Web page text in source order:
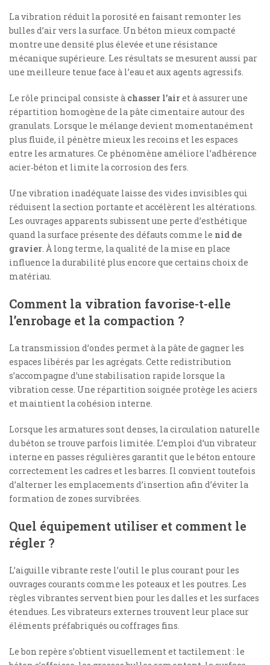
La vibration réduit la porosité en faisant remonter les
bulles d’air vers la surface. Un béton mieux compacté
montre une densité plus élevée et une résistance
mécanique supérieure. Les résultats se mesurent aussi par
une meilleure tenue face à l’eau et aux agents agressifs.
Le rôle principal consiste à chasser l’airet à assurer une
répartition homogène de la pâte cimentaire autour des
granulats. Lorsque le mélange devient momentanément
plus fluide, il pénètre mieux les recoins et les espaces
entre les armatures. Ce phénomène améliore l’adhérence
acier‑béton et limite la corrosion des fers.
Une vibration inadéquate laisse des vides invisibles qui
réduisent la section portante et accélèrent les altérations.
Les ouvrages apparents subissent une perte d’esthétique
quand la surface présente des défauts comme le nid de
gravier. À long terme, la qualité de la mise en place
influence la durabilité plus encore que certains choix de
matériau.
Comment la vibration favorise-t-elle
l’enrobage et la compaction ?
La transmission d’ondes permet à la pâte de gagner les
espaces libérés par les agrégats. Cette redistribution
s’accompagne d’une stabilisation rapide lorsque la
vibration cesse. Une répartition soignée protège les aciers
et maintient la cohésion interne.
Lorsque les armatures sont denses, la circulation naturelle
du béton se trouve parfois limitée. L’emploi d’un vibrateur
interne en passes régulières garantit que le béton entoure
correctement les cadres et les barres. Il convient toutefois
d’alterner les emplacements d’insertion afin d’éviter la
formation de zones survibrées.
Quel équipement utiliser et comment le
régler ?
L’aiguille vibrante reste l’outil le plus courant pour les
ouvrages courants comme les poteaux et les poutres. Les
règles vibrantes servent bien pour les dalles et les surfaces
étendues. Les vibrateurs externes trouvent leur place sur
éléments préfabriqués ou coffrages fins.
Le bon repère s’obtient visuellement et tactilement : le